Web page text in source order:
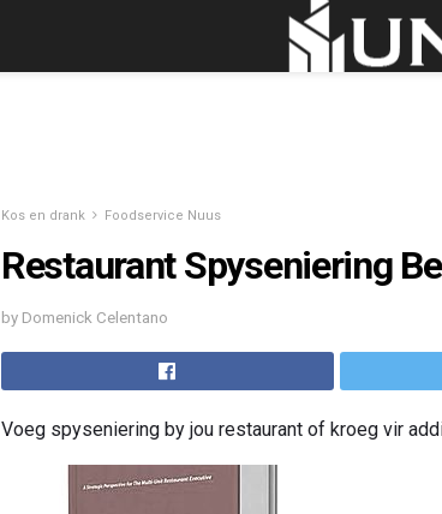
Kos en drank Foodservice Nuus
Restaurant Spyseniering
by Domenick Celentano
Voeg spyseniering by jou restaurant of kroeg vir